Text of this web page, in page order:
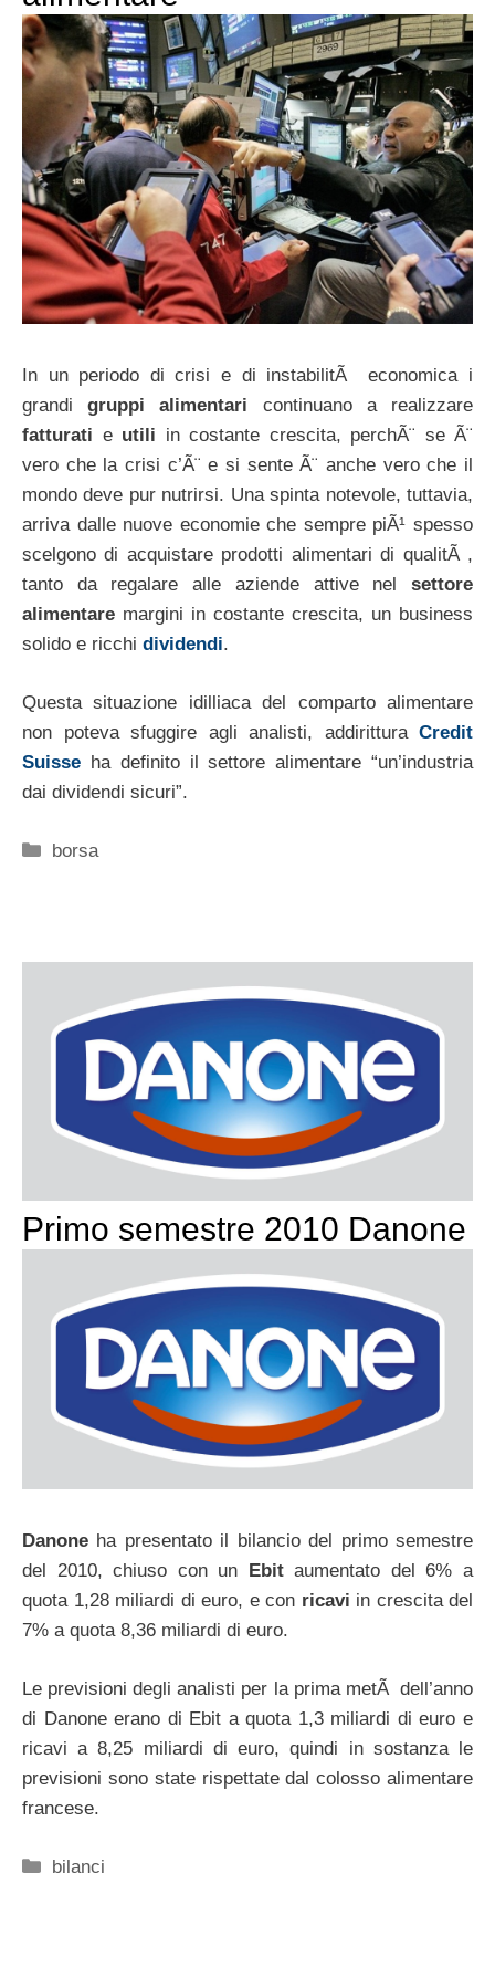
In un periodo di crisi e di instabilitÃ economica i
grandigruppi alimentari continuano a realizzare
fatturati e utili in costante crescita, perchÃ¨ se Ã¨
vero che la crisi c’Ã¨ e si sente Ã¨ anche vero che il
mondo deve pur nutrirsi. Una spinta notevole, tuttavia,
arriva dalle nuove economie che sempre piÃ¹ spesso
scelgono di acquistare prodotti alimentari di qualitÃ ,
tanto da regalare alle aziende attive nel settore
alimentare margini in costante crescita, un business
solido e ricchi dividendi.
Questa situazione idilliaca del comparto alimentare
non poteva sfuggire agli analisti, addirittura Credit
Suisse ha definito il settore alimentare “un’industria
dai dividendi sicuri”.
Categorie
borsa
Primo semestre 2010 Danone
Danone ha presentato il bilancio del primo semestre
del 2010, chiuso con un Ebitaumentato del 6% a
quota 1,28 miliardi di euro, e con ricavi in crescita del
7% a quota 8,36 miliardi di euro.
Le previsioni degli analisti per la prima metÃ dell’anno
di Danone erano di Ebit a quota 1,3 miliardi di euro e
ricavi a 8,25 miliardi di euro, quindi in sostanza le
previsioni sono state rispettate dal colosso alimentare
francese.
Categorie
bilanci